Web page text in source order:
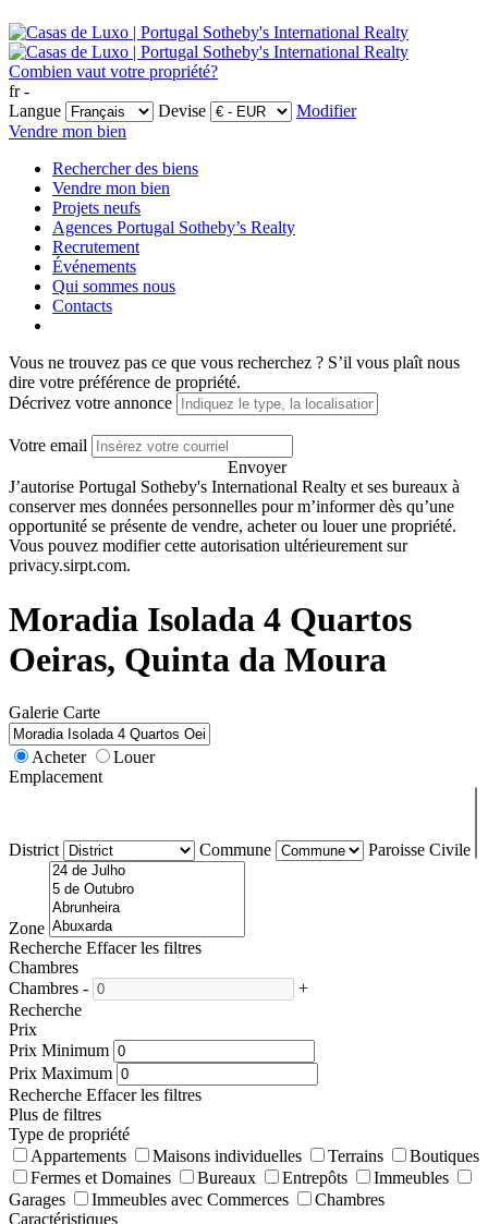
Combien vaut votre propriété?
fr -
Langue
Devise
Modifier
Vendre mon bien
Rechercher des biens
Vendre mon bien
Projets neufs
Agences Portugal Sotheby’s Realty
Recrutement
Événements
Qui sommes nous
Contacts
Vous ne trouvez pas ce que vous recherchez ? S’il vous plaît nous
dire votre préférence de propriété.
Décrivez votre annonce
Votre email
Envoyer
J’autorise Portugal Sotheby's International Realty et ses bureaux à
conserver mes données personnelles pour m’informer dès qu’une
opportunité se présente de vendre, acheter ou louer une propriété.
Vous pouvez modifier cette autorisation ultérieurement sur
privacy.sirpt.com.
Moradia Isolada 4 Quartos
Oeiras, Quinta da Moura
Galerie Carte
Acheter
Louer
Emplacement
District Commune Paroisse Civile
Zone
Recherche Effacer les filtres
Chambres
Chambres -
+
Recherche
Prix
Prix Minimum
Prix Maximum
Recherche Effacer les filtres
Plus de filtres
Type de propriété
Appartements
Maisons individuelles Terrains
Boutiques
Fermes et Domaines
Bureaux Entrepôts
Immeubles
Garages
Immeubles avec Commerces
Chambres
Caractéristiques